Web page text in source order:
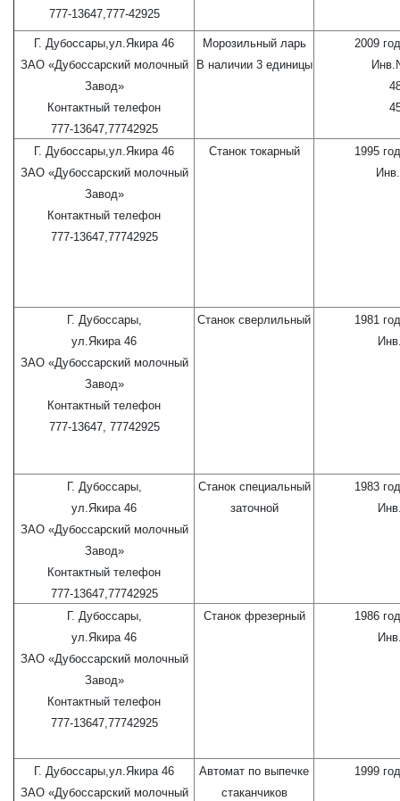
777-13647,777-42925
Г. Дубоссары,ул.Якира 46
ЗАО «Дубоссарский молочный
Завод»
Контактный телефон
777-13647,77742925
Морозильный ларь
В наличии 3 единицы
2009
Г. Дубоссары,ул.Якира 46
ЗАО «Дубоссарский молочный
Завод»
Контактный телефон
777-13647,77742925
Станок токарный
1995
Г. Дубоссары,
ул.Якира 46
ЗАО «Дубоссарский молочный
Завод»
Контактный телефон
777-13647, 77742925
Станок сверлильный
1981
Г. Дубоссары,
ул.Якира 46
ЗАО «Дубоссарский молочный
Завод»
Контактный телефон
777-13647,77742925
Станок специальный
заточной
1983
Г. Дубоссары,
ул.Якира 46
ЗАО «Дубоссарский молочный
Завод»
Контактный телефон
777-13647,77742925
Станок фрезерный
1986
Г. Дубоссары,ул.Якира 46
ЗАО «Дубоссарский молочный
Автомат по выпечке
стаканчиков
1999